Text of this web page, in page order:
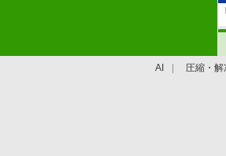
AI 圧縮・解